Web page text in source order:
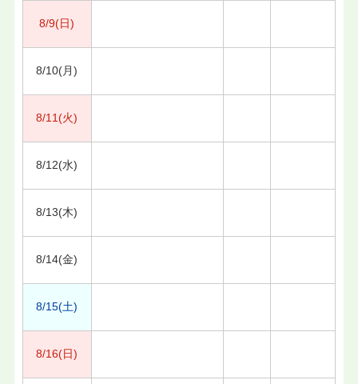
8/9(日)
8/10(月)
8/11(火)
8/12(水)
8/13(木)
8/14(金)
8/15(土)
8/16(日)